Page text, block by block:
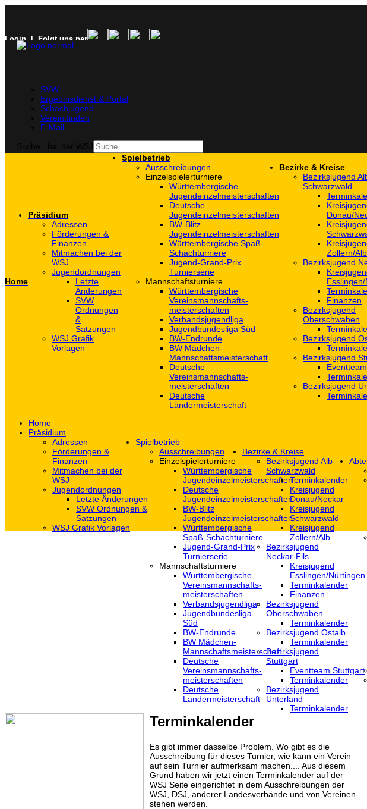
Login | Folgt uns per
SVW
Ergebnisdienst & Portal
Schachjugend
Verein finden
E-Mail
Home
Präsidium
Adressen
Förderungen &
Finanzen
Mitmachen bei der
WSJ
Jugendordnungen
Letzte
Änderungen
SVW
Ordnungen
&
Satzungen
WSJ Grafik
Vorlagen
Spielbetrieb
Ausschreibungen
Einzelspielerturniere
Württembergische
Jugendeinzelmeisterschaften
Deutsche
Jugendeinzelmeisterschaften
BW-Blitz
Jugendeinzelmeisterschaften
Württembergische Spaß-
Schachturniere
Jugend-Grand-Prix
Turnierserie
Mannschaftsturniere
Württembergische
Vereinsmannschafts-
meisterschaften
Verbandsjugendliga
Jugendbundesliga Süd
BW-Endrunde
BW Mädchen-
Mannschaftsmeisterschaft
Deutsche
Vereinsmannschafts-
meisterschaften
Deutsche
Ländermeisterschaft
Bezirke & Kreise
Bezirksjugend
Schwarzwald
Donau/
Zollern/Alb
Bezirksjugend
Finanzen
Bezirksjugend
Oberschwaben
Bezirksjugend
Bezirksjugend
Bezirksjugend
Home
Präsidium
Adressen
Förderungen &
Finanzen
Mitmachen bei der
WSJ
Jugendordnungen
Letzte Änderungen
SVW Ordnungen &
Satzungen
WSJ Grafik Vorlagen
Spielbetrieb
Ausschreibungen
Einzelspielerturniere
Württembergische
Jugendeinzelmeisterschaften
Deutsche
Jugendeinzelmeisterschaften
BW-Blitz
Jugendeinzelmeisterschaften
Württembergische
Spaß-Schachturniere
Jugend-Grand-Prix
Turnierserie
Mannschaftsturniere
Württembergische
Vereinsmannschafts-
meisterschaften
Verbandsjugendliga
Jugendbundesliga
Süd
BW-Endrunde
BW Mädchen-
Mannschaftsmeisterschaft
Deutsche
Vereinsmannschafts-
meisterschaften
Deutsche
Ländermeisterschaft
Bezirke & Kreise
Bezirksjugend Alb-
Schwarzwald
Terminkalender
Kreisjugend
Donau/Neckar
Kreisjugend
Schwarzwald
Kreisjugend
Zollern/Alb
Bezirksjugend
Neckar-Fils
Kreisjugend
‎Esslingen/Nürtingen
Terminkalender
Finanzen
Bezirksjugend
Oberschwaben
Terminkalender
Bezirksjugend Ostalb
Terminkalender
Bezirksjugend
Stuttgart
‎Eventteam Stuttgart
Terminkalender
Bezirksjugend
Unterland
Terminkalender
Terminkalender
Es gibt immer dasselbe Problem. Wo gibt es die
Ausschreibung für dieses Turnier, wie kann ein Verein
auf sein Turnier aufmerksam machen.... Aus diesem
Grund haben wir jetzt einen Terminkalender auf der
WSJ Seite eingerichtet in dem Ausschreibungen der
WSJ, DSJ, anderer Landesverbände und von Vereinen
stehen werden.